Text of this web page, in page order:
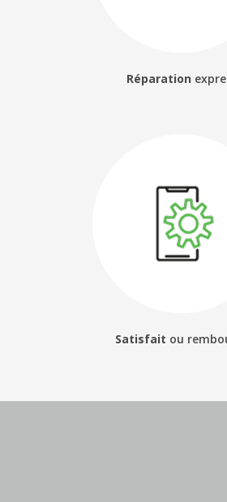
Réparation
Satisfait ou